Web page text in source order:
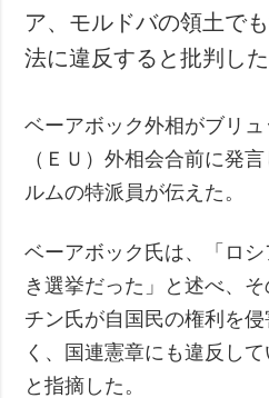
犯罪
事故・緊急事態
特集
インタビュー
写真
ア、モルドバの領土で
法に違反すると批判した
ベーアボック外相がブリ
（ＥＵ）外相会合前に発
ルムの特派員が伝えた。
ベーアボック氏は、「ロ
き選挙だった」と述べ、
チン氏が自国民の権利を
く、国連憲章にも違反し
と指摘した。